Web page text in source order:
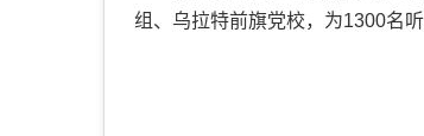
组、乌拉特前旗党校，为1300名